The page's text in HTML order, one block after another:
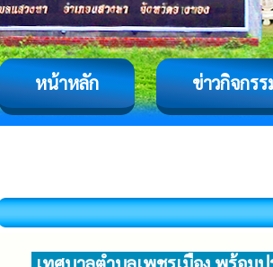
หน้าหลัก ข่าวกิจกรร